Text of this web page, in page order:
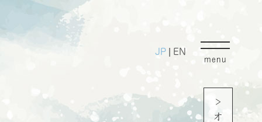
menu
JP EN